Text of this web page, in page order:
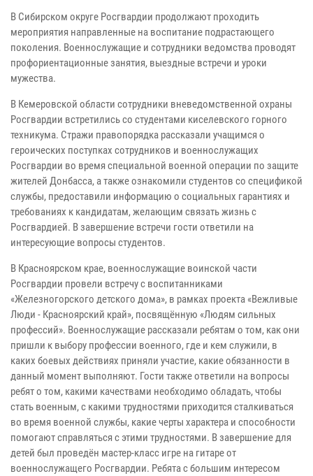
В Сибирском округе Росгвардии продолжают проходить
мероприятия направленные на воспитание подрастающего
поколения. Военнослужащие и сотрудники ведомства проводят
профориентационные занятия, выездные встречи и уроки
мужества.
В Кемеровской области сотрудники вневедомственной охраны
Росгвардии встретились со студентами киселевского горного
техникума. Стражи правопорядка рассказали учащимся о
героических поступках сотрудников и военнослужащих
Росгвардии во время специальной военной операции по защите
жителей Донбасса, а также ознакомили студентов со спецификой
службы, предоставили информацию о социальных гарантиях и
требованиях к кандидатам, желающим связать жизнь с
Росгвардией. В завершение встречи гости ответили на
интересующие вопросы студентов.
В Красноярском крае, военнослужащие воинской части
Росгвардии провели встречу с воспитанниками
«Железногорского детского дома», в рамках проекта «Вежливые
Люди - Красноярский край», посвящённую «Людям сильных
профессий». Военнослужащие рассказали ребятам о том, как они
пришли к выбору профессии военного, где и кем служили, в
каких боевых действиях приняли участие, какие обязанности в
данный момент выполняют. Гости также ответили на вопросы
ребят о том, какими качествами необходимо обладать, чтобы
стать военным, с какими трудностями приходится сталкиваться
во время военной службы, какие черты характера и способности
помогают справляться с этими трудностями. В завершение для
детей был проведён мастер-класс игре на гитаре от
военнослужащего Росгвардии. Ребята с большим интересом